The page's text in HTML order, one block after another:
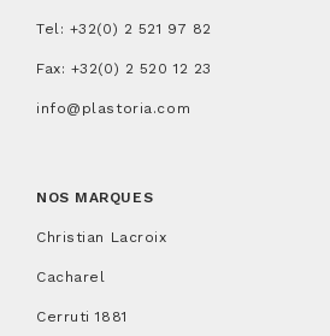
Tel: +32(0) 2 521 97 82
Fax: +32(0) 2 520 12 23
info@plastoria.com
NOS MARQUES
Christian Lacroix
Cacharel
Cerruti 1881